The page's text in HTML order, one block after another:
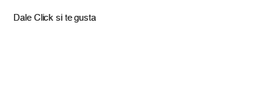
Dale Click si te gusta